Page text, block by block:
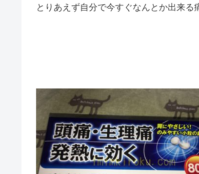
とりあえず自分で今すぐなんとか出来る